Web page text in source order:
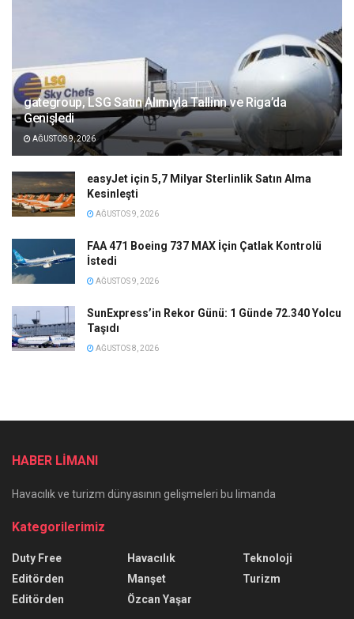
gategroup, LSG Satın Alımıyla Tallinn ve Riga’da
Genişledi
AĞUSTOS 9, 2026
easyJet için 5,7 Milyar Sterlinlik Satın Alma
Kesinleşti
AĞUSTOS 9, 2026
FAA 471 Boeing 737 MAX İçin Çatlak Kontrolü
İstedi
AĞUSTOS 9, 2026
SunExpress’in Rekor Günü: 1 Günde 72.340 Yolcu
Taşıdı
AĞUSTOS 8, 2026
HABER LİMANI
Havacılık ve turizm dünyasının gelişmeleri bu limanda
Kategorilerimiz
Duty Free
Editörden
Editörden
Havacılık
Manşet
Özcan Yaşar
Teknoloji
Turizm